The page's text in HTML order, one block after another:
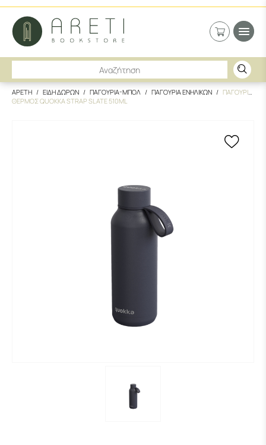
ΑΡΕΤΗ ΕΙΔΗ ΔΩΡΩΝ ΠΑΓΟΥΡΙΑ-ΜΠΟΛ ΠΑΓΟΥΡΙΑ ΕΝΗΛΙΚΩΝ
ΠΑΓΟΥΡΙ
ΘΕΡΜΟΣ QUOKKA STRAP SLATE 510ML